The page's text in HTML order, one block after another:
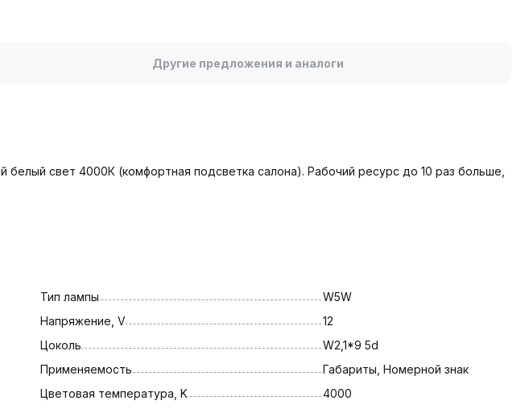
Другие предложения и аналоги
свет 4000К (комфортная подсветка салона). Рабочий ресурс до 10 раз больше,
Тип лампы
W5W
Напряжение, V
12
Цоколь
W2,1*9 5d
Применяемость
Габариты, Номерной знак
Цветовая температура, K
4000